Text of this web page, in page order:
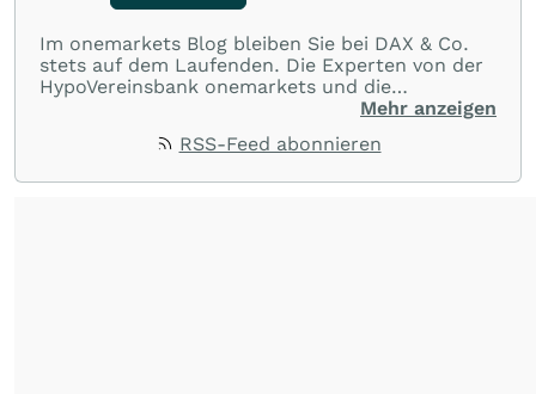
Im onemarkets Blog bleiben Sie bei DAX & Co.
stets auf dem Laufenden. Die Experten von der
HypoVereinsbank onemarkets und die
technischen Analysten von GodemodeTrader
Chancen sowie Investmentgelegenheiten. Plus
Mehr anzeigen
RSS-Feed abonnieren